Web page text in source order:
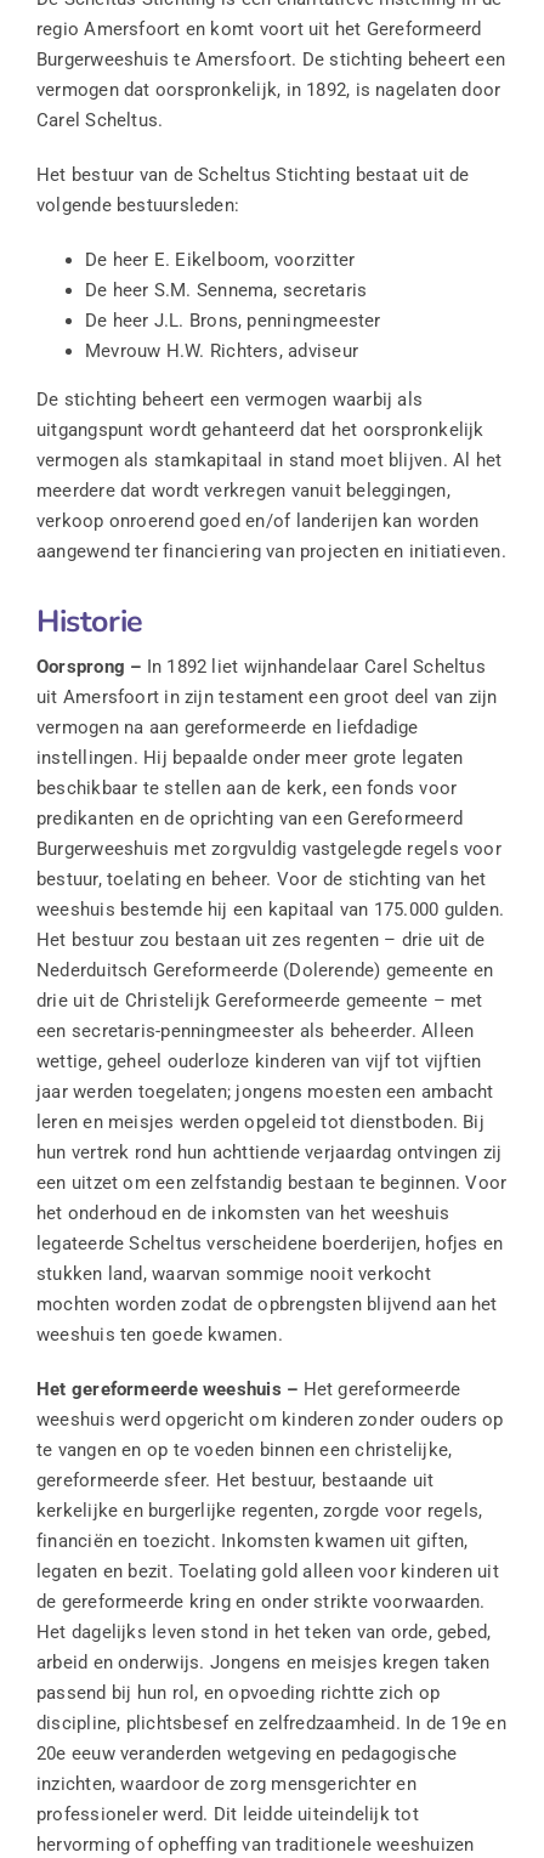
regio Amersfoort en komt voort uit het Gereformeerd
Burgerweeshuis te Amersfoort. De stichting beheert een
vermogen dat oorspronkelijk, in 1892, is nagelaten door
Carel Scheltus.
Het bestuur van de Scheltus Stichting bestaat uit de
volgende bestuursleden:
De heer E. Eikelboom, voorzitter
De heer S.M. Sennema, secretaris
De heer J.L. Brons, penningmeester
Mevrouw H.W. Richters, adviseur
De stichting beheert een vermogen waarbij als
uitgangspunt wordt gehanteerd dat het oorspronkelijk
vermogen als stamkapitaal in stand moet blijven. Al het
meerdere dat wordt verkregen vanuit beleggingen,
verkoop onroerend goed en/of landerijen kan worden
aangewend ter financiering van projecten en initiatieven.
Historie
Oorsprong – In 1892 liet wijnhandelaar Carel Scheltus
uit Amersfoort in zijn testament een groot deel van zijn
vermogen na aan gereformeerde en liefdadige
instellingen. Hij bepaalde onder meer grote legaten
beschikbaar te stellen aan de kerk, een fonds voor
predikanten en de oprichting van een Gereformeerd
Burgerweeshuis met zorgvuldig vastgelegde regels voor
bestuur, toelating en beheer. Voor de stichting van het
weeshuis bestemde hij een kapitaal van 175.000 gulden.
Het bestuur zou bestaan uit zes regenten – drie uit de
Nederduitsch Gereformeerde (Dolerende) gemeente en
drie uit de Christelijk Gereformeerde gemeente – met
een secretaris-penningmeester als beheerder. Alleen
wettige, geheel ouderloze kinderen van vijf tot vijftien
jaar werden toegelaten; jongens moesten een ambacht
leren en meisjes werden opgeleid tot dienstboden. Bij
hun vertrek rond hun achttiende verjaardag ontvingen zij
een uitzet om een zelfstandig bestaan te beginnen. Voor
het onderhoud en de inkomsten van het weeshuis
legateerde Scheltus verscheidene boerderijen, hofjes en
stukken land, waarvan sommige nooit verkocht
mochten worden zodat de opbrengsten blijvend aan het
weeshuis ten goede kwamen.
Het gereformeerde weeshuis – Het gereformeerde
weeshuis werd opgericht om kinderen zonder ouders op
te vangen en op te voeden binnen een christelijke,
gereformeerde sfeer. Het bestuur, bestaande uit
kerkelijke en burgerlijke regenten, zorgde voor regels,
financiën en toezicht. Inkomsten kwamen uit giften,
legaten en bezit. Toelating gold alleen voor kinderen uit
de gereformeerde kring en onder strikte voorwaarden.
Het dagelijks leven stond in het teken van orde, gebed,
arbeid en onderwijs. Jongens en meisjes kregen taken
passend bij hun rol, en opvoeding richtte zich op
discipline, plichtsbesef en zelfredzaamheid. In de 19e en
20e eeuw veranderden wetgeving en pedagogische
inzichten, waardoor de zorg mensgerichter en
professioneler werd. Dit leidde uiteindelijk tot
hervorming of opheffing van traditionele weeshuizen